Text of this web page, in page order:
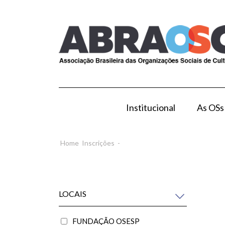
Institucional As OSs
Home Inscrições -
LOCAIS
FUNDAÇÃO OSESP